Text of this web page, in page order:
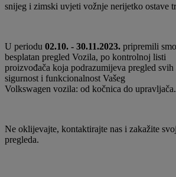
snijeg i zimski uvjeti vožnje nerijetko ostave
U periodu 02.10. - 30.11.2023. pripremili
besplatan pregled Vozila, po kontrolnoj listi
proizvođača koja podrazumijeva pregled svih
sigurnost i funkcionalnost Vašeg
Volkswagen vozila: od kočnica do upravljača.
Ne oklijevajte, kontaktirajte nas i zakažite
pregleda.